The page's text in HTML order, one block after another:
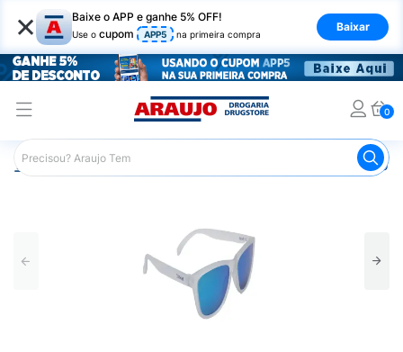
× Baixe o APP e ganhe 5% OFF!
Use o cupom APP5 na primeira compra
Baixar
0
Araujo Saúde e Bem Estar Equipamentos de Proteção